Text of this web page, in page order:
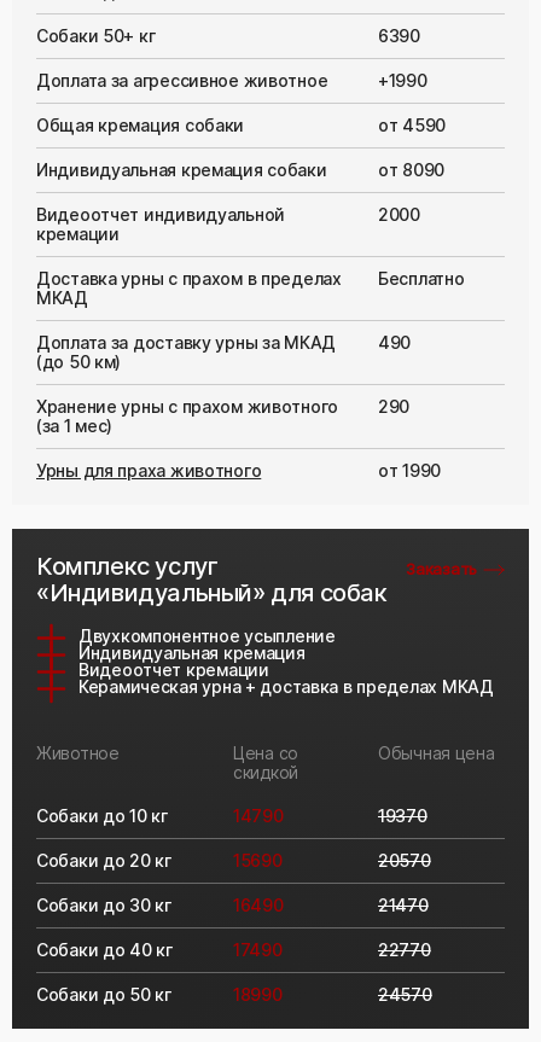
Собаки 50+ кг 6390
Доплата за агрессивное животное +1990
Общая кремация собаки от 4590
Индивидуальная кремация собаки от 8090
Видеоотчет индивидуальной
кремации
2000
Доставка урны с прахом в пределах
МКАД
Бесплатно
Доплата за доставку урны за МКАД
(до 50 км)
490
Хранение урны с прахом животного
(за 1 мес)
290
Урны для праха животного от 1990
Комплекс услуг
«Индивидуальный» для собак
Заказать
Двухкомпонентное усыпление
Индивидуальная кремация
Видеоотчет кремации
Керамическая урна + доставка в пределах МКАД
Животное
Цена со
скидкой
Обычная цена
Собаки до 10 кг 14790 19370
Собаки до 20 кг 15690 20570
Собаки до 30 кг 16490 21470
Собаки до 40 кг 17490 22770
Собаки до 50 кг 18990 24570